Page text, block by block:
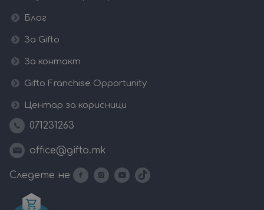
Блог
За Gifto
За контакт
Gifto Franchise Opportunity
Центар за корисници
071231263
office@gifto.mk
Следете не